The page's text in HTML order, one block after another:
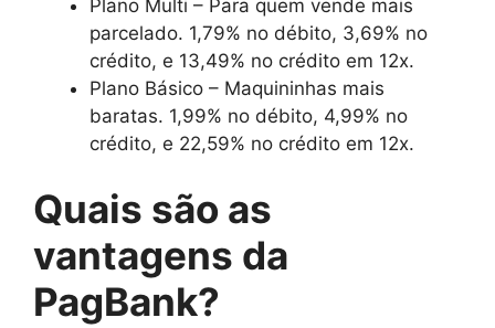
Plano Multi – Para quem vende mais
parcelado. 1,79% no débito, 3,69% no
crédito, e 13,49% no crédito em 12x.
Plano Básico – Maquininhas mais
baratas. 1,99% no débito, 4,99% no
crédito, e 22,59% no crédito em 12x.
Quais são as
vantagens da
PagBank?